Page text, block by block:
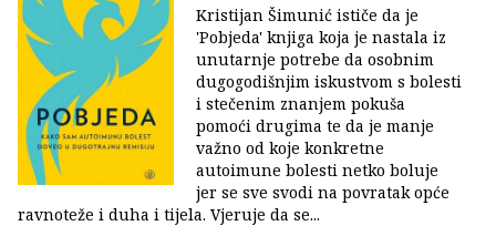
Kristijan Šimunić ističe da je
'Pobjeda' knjiga koja je nastala iz
unutarnje potrebe da osobnim
dugogodišnjim iskustvom s bolesti
i stečenim znanjem pokuša
pomoći drugima te da je manje
važno od koje konkretne
autoimune bolesti netko boluje
jer se sve svodi na povratak opće
ravnoteže i duha i tijela. Vjeruje da se...